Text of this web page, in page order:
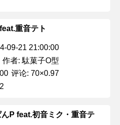
重音テト
09-21 21:00:00
作者: 駄菓子O型
评论: 70×0.97
P feat.初音ミク・重音テ